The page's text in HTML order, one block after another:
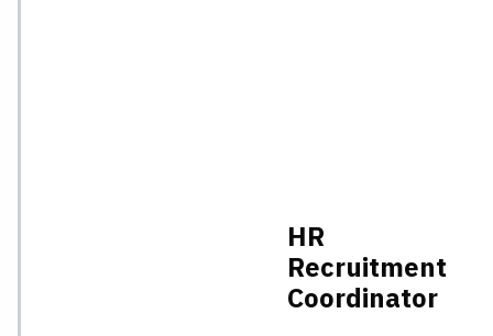
HR
Recruitment
Coordinator